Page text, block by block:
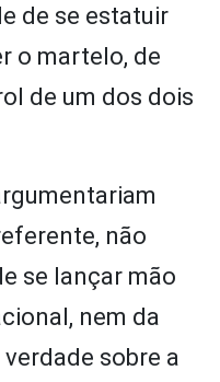
de se estatuir
o martelo, de
de um dos dois
não
se lançar mão
nem da
sobre a